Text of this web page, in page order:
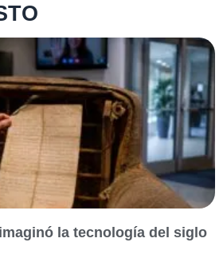
la tecnología del siglo